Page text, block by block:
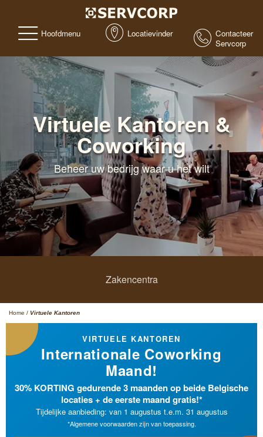
Hoofdmenu Locatievinder
Contacteer
Servcorp
Virtuele Kantoren &
Coworking
Beheer uw bedrijg waar u het wilt
Zakencentra
Home / Virtuele Kantoren
VIRTUELE KANTOREN
Internationale Coworking
Maand!
30% KORTING gedurende 3 maanden op beide Belgische
locaties + de eerste maand gratis!*
Tijdelijke aanbieding: van 1 augustus t.e.m. 31 augustus
*Algemene voorwaarden zijn van toepassing.